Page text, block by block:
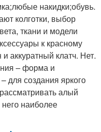
накидки;обувь.
колготки, выбор
ткани и модели
к красному
аккуратный клатч. Нет.
– форма и
для создания яркого
алый
наиболее